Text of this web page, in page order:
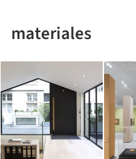
materiales